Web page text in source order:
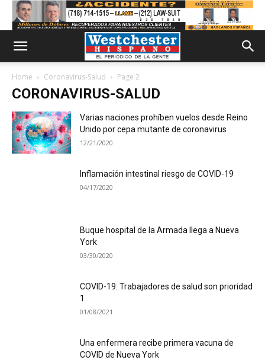
Home Coronavirus-Salud Page 2
CORONAVIRUS-SALUD
Varias naciones prohíben vuelos desde Reino
Unido por cepa mutante de coronavirus
12/21/2020
Inflamación intestinal riesgo de COVID-19
04/17/2020
Buque hospital de la Armada llega a Nueva
York
03/30/2020
COVID-19: Trabajadores de salud son prioridad
1
01/08/2021
Una enfermera recibe primera vacuna de
COVID de Nueva York